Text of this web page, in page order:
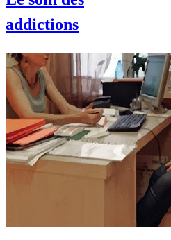
addictions